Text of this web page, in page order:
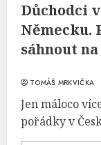
Důchodci
Německu.
sáhnout
TOMÁŠ MRKVIČKA
Jen máloco
pořádky v